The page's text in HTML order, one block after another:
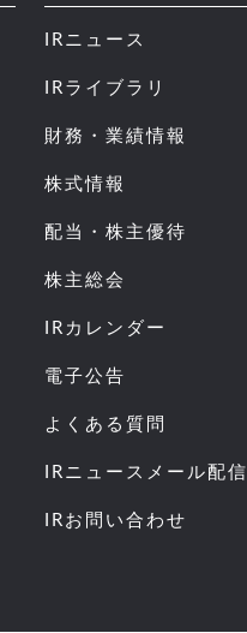
IRニュース
IRライブラリ
財務・業績情報
株式情報
配当・株主優待
株主総会
IRカレンダー
電子公告
よくある質問
IRニュースメール配信
IRお問い合わせ